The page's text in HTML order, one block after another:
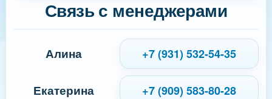
Связь с менеджерами
Алина +7 (931) 532-54-35
Екатерина +7 (909) 583-80-28